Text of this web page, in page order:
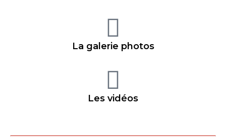
La galerie photos
Les vidéos